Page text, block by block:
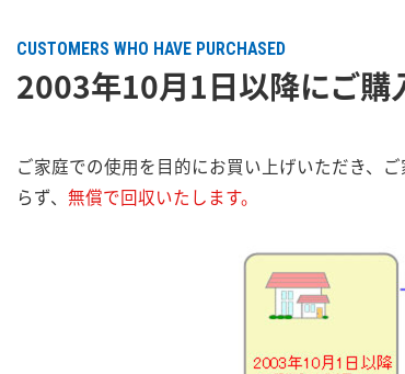
CUSTOMERS WHO HAVE PURCHASED
2003年10月1日以降にご購
ご家庭での使用を目的にお買い上げいただき、
らず、 無償で回収いたします。